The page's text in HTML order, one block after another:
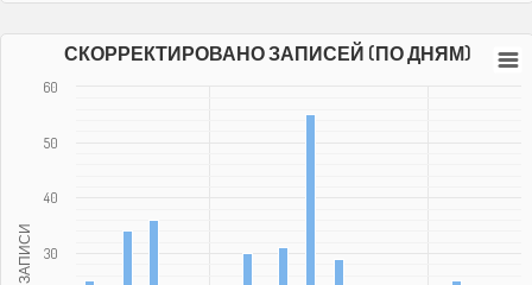
ЗАПИСИ
СКОРРЕКТИРОВАНО ЗАПИСЕЙ (ПО ДНЯМ)
30
40
50
60